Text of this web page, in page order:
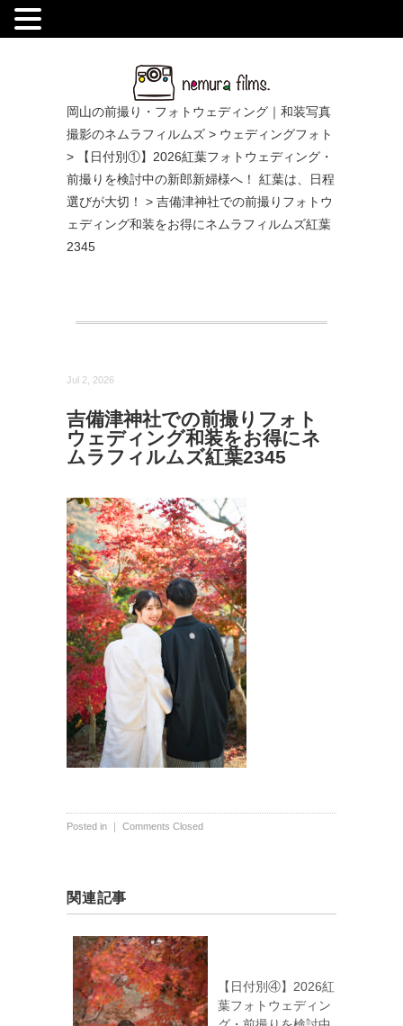
岡山の前撮り・フォトウェディング｜和装写真
撮影のネムラフィルムズ > ウェディングフォト
>
【日付別①】2026紅葉フォトウェディング・
前撮りを検討中の新郎新婦様へ！ 紅葉は、日程
選びが大切！
> 吉備津神社での前撮りフォトウ
ェディング和装をお得にネムラフィルムズ紅葉
2345
Jul 2, 2026
吉備津神社での前撮りフォト
ウェディング和装をお得にネ
ムラフィルムズ紅葉2345
Posted in ｜ Comments Closed
関連記事
【日付別④】2026紅
葉フォトウェディン